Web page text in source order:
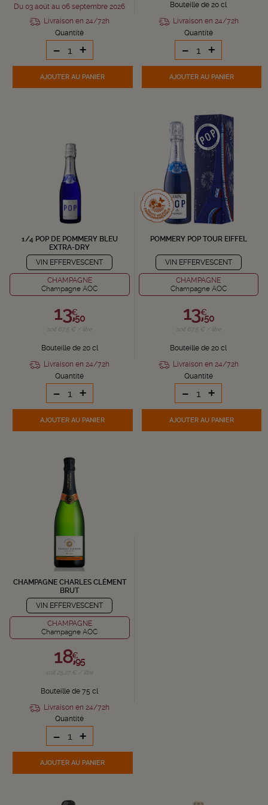
Du 03 août au 06 septembre 2026
Livraison en 24/72h
Quantité
- +
AJOUTERAU PANIER
Bouteille de 20 cl
Livraison en 24/72h
Quantité
- +
AJOUTER AU PANIER
1/4 POP DE POMMERY BLEU
EXTRA-DRY
VIN EFFERVESCENT
CHAMPAGNE
Champagne AOC
13,€
50
soit 67,5 € / litre
Bouteille de 20 cl
Livraison en 24/72h
Quantité
- +
AJOUTERAU PANIER
POMMERY POP TOUR EIFFEL
VIN EFFERVESCENT
CHAMPAGNE
Champagne AOC
13,€
50
soit 67,5 € / litre
Bouteille de 20 cl
Livraison en 24/72h
Quantité
- +
AJOUTER AU PANIER
CHAMPAGNE CHARLES CLÉMENT
BRUT
VIN EFFERVESCENT
CHAMPAGNE
Champagne AOC
18,€
95
soit 25,27 € / litre
Bouteille de 75 cl
Livraison en 24/72h
Quantité
- +
AJOUTERAU PANIER